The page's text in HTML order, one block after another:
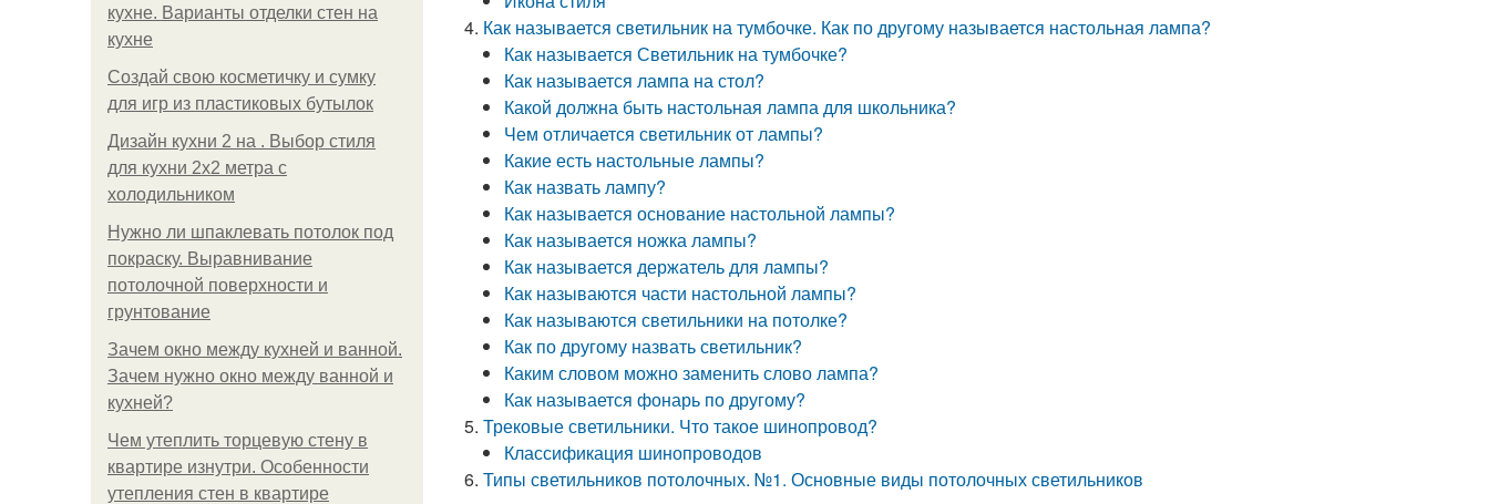
кухне. Варианты отделки стен на
кухне
Создай свою косметичку и сумку
для игр из пластиковых бутылок
Дизайн кухни 2 на . Выбор стиля
для кухни 2х2 метра с
холодильником
Нужно ли шпаклевать потолок под
покраску. Выравнивание
потолочной поверхности и
грунтование
Зачем окно между кухней и ванной.
Зачем нужно окно между ванной и
кухней?
Чем утеплить торцевую стену в
квартире изнутри. Особенности
утепления стен в квартире
Как называется светильник на тумбочке. Как по другому называется настольная лампа?
Как называется Светильник на тумбочке?
Как называется лампа на стол?
Какой должна быть настольная лампа для школьника?
Чем отличается светильник от лампы?
Какие есть настольные лампы?
Как назвать лампу?
Как называется основание настольной лампы?
Как называется ножка лампы?
Как называется держатель для лампы?
Как называются части настольной лампы?
Как называются светильники на потолке?
Как по другому назвать светильник?
Каким словом можно заменить слово лампа?
Как называется фонарь по другому?
Трековые светильники. Что такое шинопровод?
Классификация шинопроводов
Типы светильников потолочных. №1. Основные виды потолочных светильников